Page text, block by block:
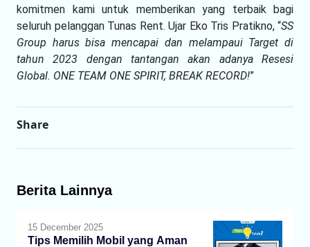
komitmen kami untuk memberikan yang terbaik bagi
seluruh pelanggan Tunas Rent. Ujar Eko Tris Pratikno, “SS
Group harus bisa mencapai dan melampaui Target di
tahun 2023 dengan tantangan akan adanya Resesi
Global. ONE TEAM ONE SPIRIT, BREAK RECORD!”
Share
Berita Lainnya
15 December 2025
Tips Memilih Mobil yang Aman